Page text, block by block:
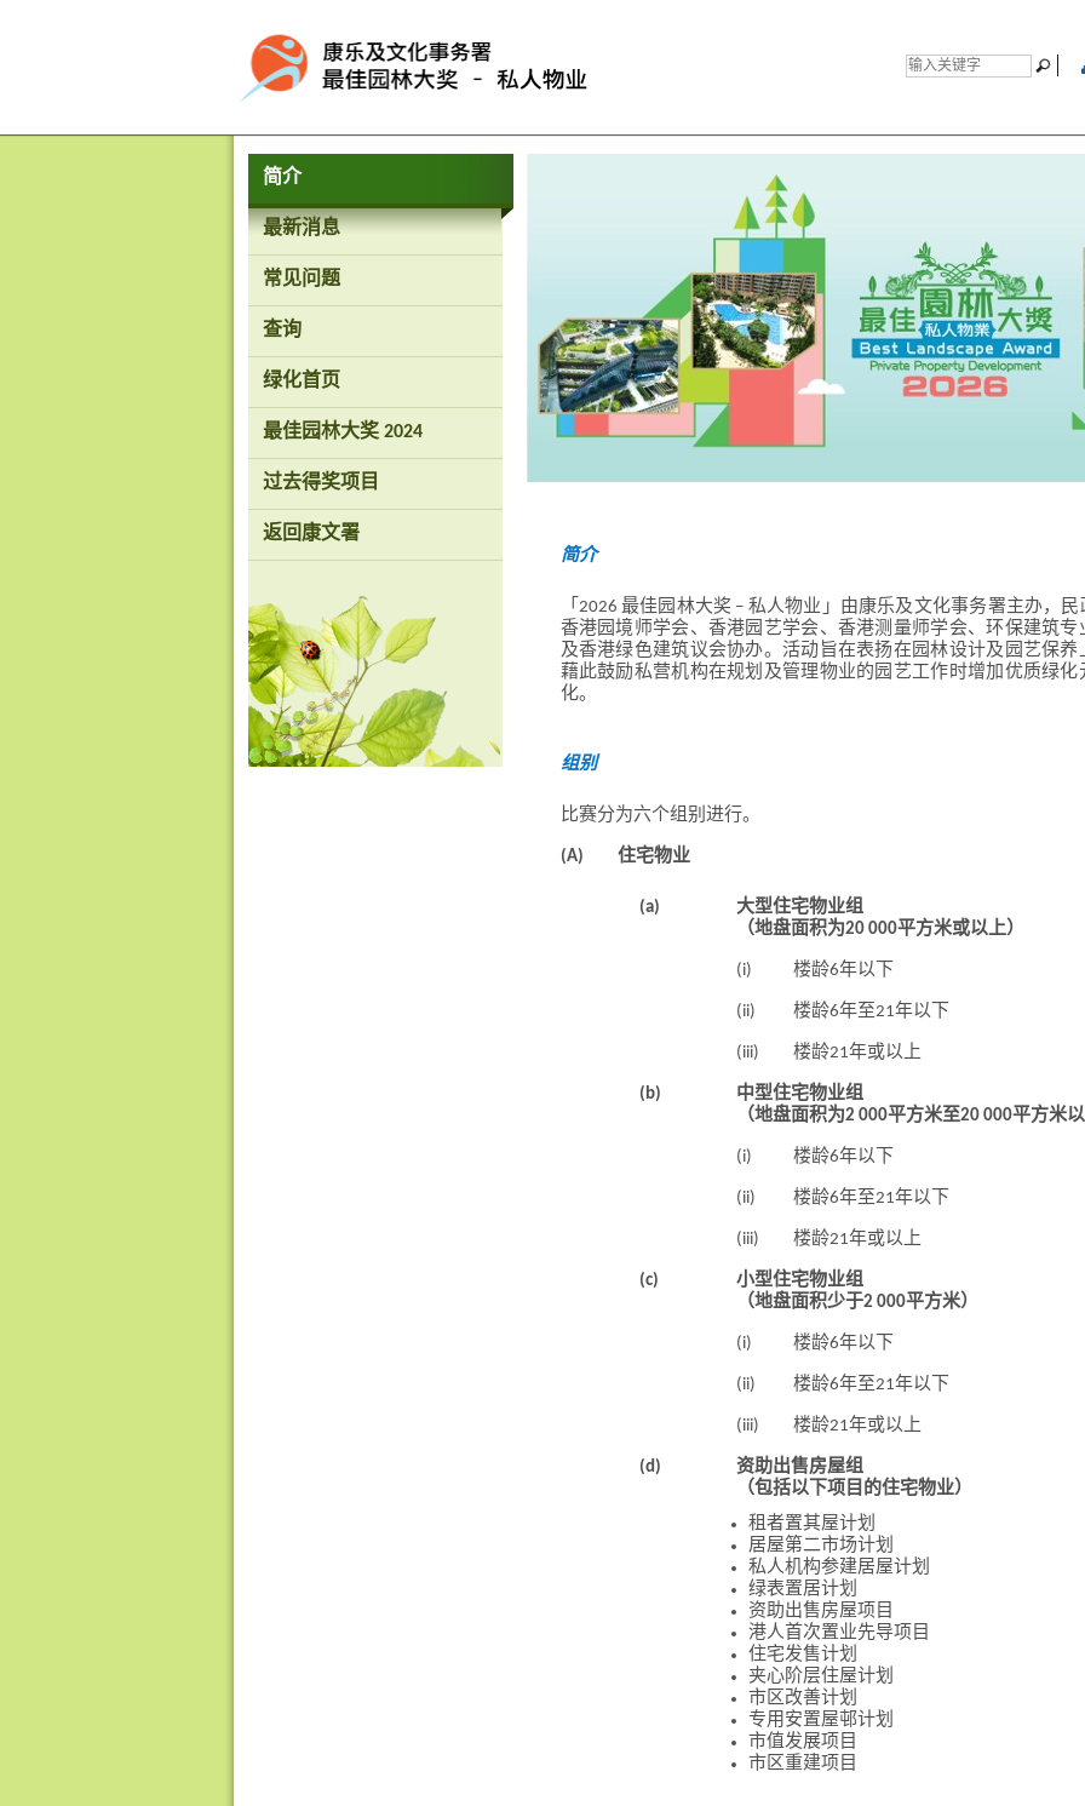
按“Tab”进入菜单
简介
最新消息
常见问题
查询
绿化首页
最佳园林大奖 2024
过去得奖项目
返回康文署
简介
「2026 最佳园林大奖 – 私人物业」由康乐及文化事务署主办，
香港园境师学会、香港园艺学会、香港测量师学会、环保建筑
及香港绿色建筑议会协办。活动旨在表扬在园林设计及园艺保
藉此鼓励私营机构在规划及管理物业的园艺工作时增加优质绿
化。
组别
比赛分为六个组别进行。
(A) 住宅物业
(a)
大型住宅物业组
（地盘面积为20 000平方米或以上）
(i) 楼龄6年以下
(ii) 楼龄6年至21年以下
(iii) 楼龄21年或以上
(b)
中型住宅物业组
（地盘面积为2 000平方米至20 000平方米
(i) 楼龄6年以下
(ii) 楼龄6年至21年以下
(iii) 楼龄21年或以上
(c)
小型住宅物业组
（地盘面积少于2 000平方米）
(i) 楼龄6年以下
(ii) 楼龄6年至21年以下
(iii) 楼龄21年或以上
(d)
资助出售房屋组
（包括以下项目的住宅物业）
租者置其屋计划
居屋第二市场计划
私人机构参建居屋计划
绿表置居计划
资助出售房屋项目
港人首次置业先导项目
住宅发售计划
夹心阶层住屋计划
市区改善计划
专用安置屋邨计划
市值发展项目
市区重建项目